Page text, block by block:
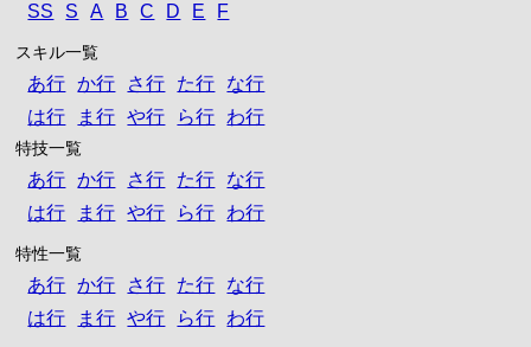
SS S A B C D E F
スキル一覧
あ行 か行 さ行 た行
な行
は行
ま行 や行 ら行 わ行
特技一覧
あ行 か行 さ行 た行
な行
は行
ま行 や行 ら行 わ行
特性一覧
あ行 か行 さ行 た行
な行
は行
ま行 や行 ら行 わ行